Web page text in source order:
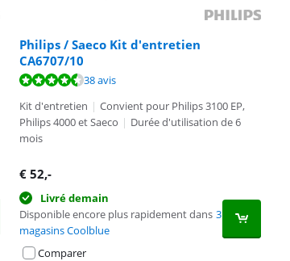
Philips / Saeco Kit d'entretien
CA6707/10
38 avis
Kit d'entretien | Convient pour Philips 3100 EP,
Philips 4000 et Saeco | Durée d'utilisation de 6
mois
€ 52,-
Livré demain
Disponible encore plus rapidement dans 3
magasins Coolblue
Comparer